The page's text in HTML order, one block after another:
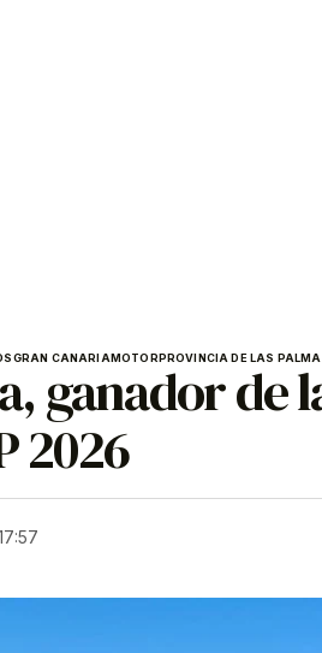
GRAN CANARIAMOTORPROVINCIA DE LAS
ganador de
2026